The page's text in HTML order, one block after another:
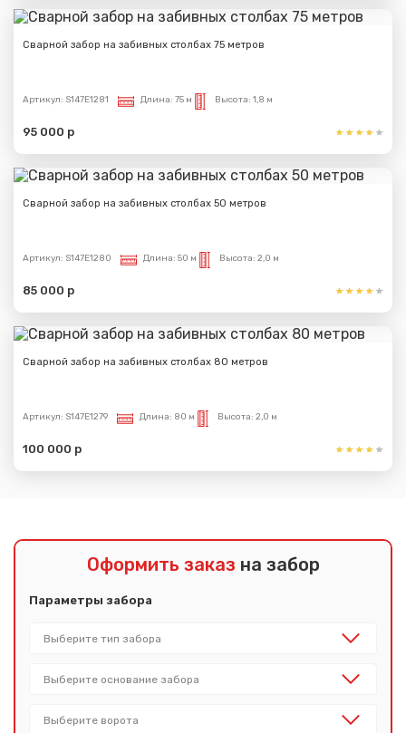
Сварной забор на забивных столбах 75 метров
Артикул: S147E1281 Длина: 75 м Высота: 1,8 м
95 000 р
Сварной забор на забивных столбах 50 метров
Артикул: S147E1280 Длина: 50 м Высота: 2,0 м
85 000 р
Сварной забор на забивных столбах 80 метров
Артикул: S147E1279 Длина: 80 м Высота: 2,0 м
100 000 р
Оформить заказ на забор
Параметры забора
отправлено
Вами.